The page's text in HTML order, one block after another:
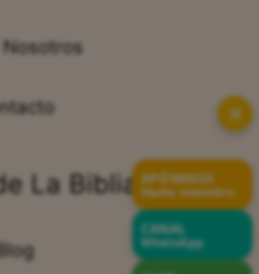
Nosotros
La Biblia
Blog
✕
APÓYANOS
Hazte miembro
CANAL
WhatsApp